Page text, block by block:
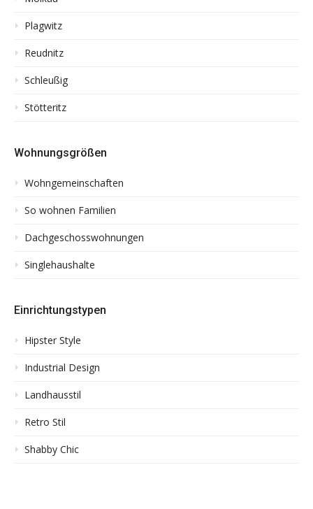
Plagwitz
Reudnitz
Schleußig
Stötteritz
Wohnungsgrößen
Wohngemeinschaften
So wohnen Familien
Dachgeschosswohnungen
Singlehaushalte
Einrichtungstypen
Hipster Style
Industrial Design
Landhausstil
Retro Stil
Shabby Chic